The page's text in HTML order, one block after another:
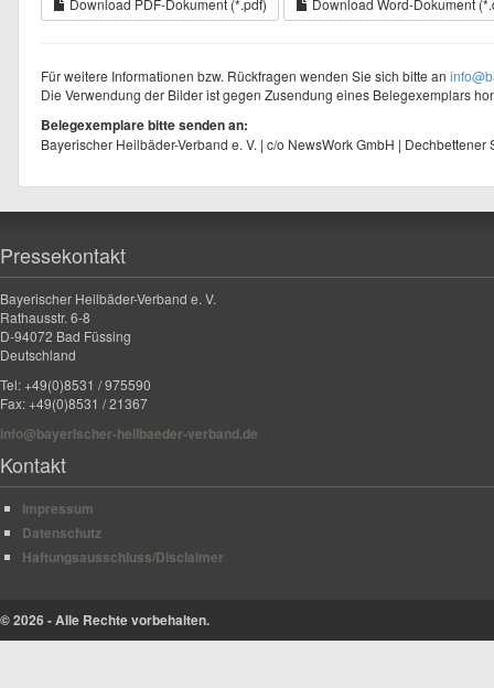
Download PDF-Dokument (*.pdf) Download Word-Dokument
Für weitere Informationen bzw. Rückfragen wenden Sie sich bitte an
Die Verwendung der Bilder ist gegen Zusendung eines Belegexemplars
Belegexemplare bitte senden an:
Bayerischer Heilbäder-Verband e. V. | c/o NewsWork GmbH |
Pressekontakt
Bayerischer Heilbäder-Verband e. V.
Rathausstr. 6-8
D-94072 Bad Füssing
Deutschland
Tel: +49(0)8531 / 975590
Fax: +49(0)8531 / 21367
info@bayerischer-heilbaeder-verband.de
Kontakt
Impressum
Datenschutz
Haftungsausschluss/Disclaimer
© 2026 - Alle Rechte vorbehalten.